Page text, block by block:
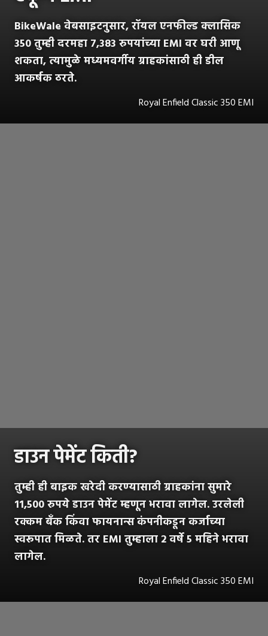
BikeWale वेबसाइटनुसार, रॉयल एनफील्ड क्लासिक
350 तुम्ही दरमहा 7,383 रुपयांच्या EMI वर घरी आणू
शकता, त्यामुळे मध्यमवर्गीय ग्राहकांसाठी ही डील
आकर्षक ठरते.
Royal Enfield Classic 350 EMI
डाउन पेमेंट किती?
तुम्ही ही बाइक खरेदी करण्यासाठी ग्राहकांना सुमारे
11,500 रुपये डाउन पेमेंट म्हणून भरावा लागेल. उरलेली
रक्कम बँक किंवा फायनान्स कंपनीकडून कर्जाच्या
स्वरूपात मिळते. तर EMI तुम्हाला 2 वर्षे 5 महिने भरावा
लागेल.
Royal Enfield Classic 350 EMI